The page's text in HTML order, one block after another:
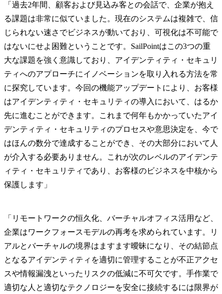
「過去2年間、顧客および見込み客との会話で、企業が抱え
る課題は非常に似ていました。現在のシステムは複雑で、信
じられない速さでビジネスが動いており、可視化は不可能で
はないにせよ困難ということです。SailPointはこの3つの重
大な課題を強く意識しており、アイデンティティ・セキュリ
ティへのアプローチにイノベーションを取り入れる方法を常
に探究しています。今回の機能アップデートにより、お客様
はアイデンティティ・セキュリティの導入において、はるか
先に進むことができます。これまで何年もかかっていたアイ
デンティティ・セキュリティのプロセスや意思決定を、今で
はほんの数分で達成することができ、その大部分において人
が介入する必要ありません。これが次のレベルのアイデンテ
ィティ・セキュリティであり、お客様のビジネスを中核から
保護します」
「リモートワークの恒久化、バーチャルオフィス活用など、
企業はワークフォースモデルの再考を求められています。リ
アルとバーチャルの境界はますます曖昧になり、その結節点
となるアイデンティティを適切に管理することが不正アクセ
スや情報漏洩といったリスクの低減に不可欠です。手作業で
適切な人と適切なテクノロジーを安全に接続するには限界が